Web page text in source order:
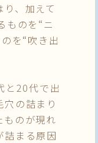
、加えて
ものを“ニ
を“吹き出
と20代で出
の詰まり
のが現れ
まる原因